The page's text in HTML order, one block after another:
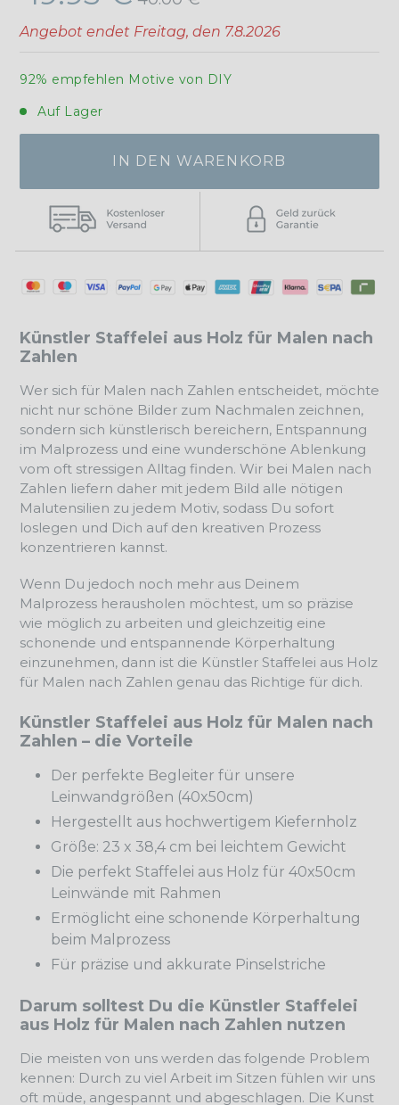
Preis
Angebot endet Freitag, den 7.8.2026
92% empfehlen Motive von DIY
Auf Lager
IN DEN WARENKORB
Künstler Staffelei aus Holz für Malen nach
Zahlen
Wer sich für Malen nach Zahlen entscheidet, möchte
nicht nur schöne Bilder zum Nachmalen zeichnen,
sondern sich künstlerisch bereichern, Entspannung
im Malprozess und eine wunderschöne Ablenkung
vom oft stressigen Alltag finden. Wir bei Malen nach
Zahlen liefern daher mit jedem Bild alle nötigen
Malutensilien zu jedem Motiv, sodass Du sofort
loslegen und Dich auf den kreativen Prozess
konzentrieren kannst.
Wenn Du jedoch noch mehr aus Deinem
Malprozess herausholen möchtest, um so präzise
wie möglich zu arbeiten und gleichzeitig eine
schonende und entspannende Körperhaltung
einzunehmen, dann ist die Künstler Staffelei aus Holz
für Malen nach Zahlen genau das Richtige für dich.
Künstler Staffelei aus Holz für Malen nach
Zahlen – die Vorteile
Der perfekte Begleiter für unsere
Leinwandgrößen (40x50cm)
Hergestellt aus hochwertigem Kiefernholz
Größe: 23 x 38,4 cm bei leichtem Gewicht
Die perfekt Staffelei aus Holz für 40x50cm
Leinwände mit Rahmen
Ermöglicht eine schonende Körperhaltung
beim Malprozess
Für präzise und akkurate Pinselstriche
Darum solltest Du die Künstler Staffelei
aus Holz für Malen nach Zahlen nutzen
Die meisten von uns werden das folgende Problem
kennen: Durch zu viel Arbeit im Sitzen fühlen wir uns
oft müde, angespannt und abgeschlagen. Die Kunst